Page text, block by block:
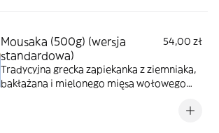
Mousaka (500g) (wersja
standardowa)
54,00 zł
Tradycyjna grecka zapiekanka z ziemniaka,
bakłażana i mielonego mięsa wołowego